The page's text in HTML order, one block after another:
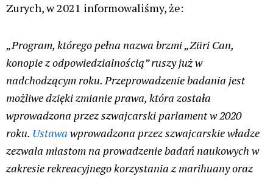
Zurych, w 2021 informowaliśmy, że:
„Program, którego pełna nazwa brzmi „Züri Can,
konopie z odpowiedzialnością” ruszy już w
nadchodzącym roku. Przeprowadzenie badania jest
możliwe dzięki zmianie prawa, która została
wprowadzona przez szwajcarski parlament w 2020
roku. Ustawa wprowadzona przez szwajcarskie władze
zezwala miastom na prowadzenie badań naukowych w
zakresie rekreacyjnego korzystania z marihuany oraz